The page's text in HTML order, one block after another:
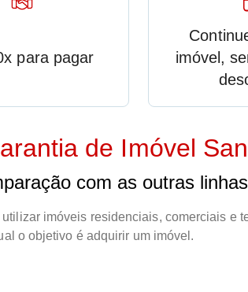
para pagar
imóvel,
de Imóvel
com as outras
imóveis residenciais, comerciais e
o objetivo é adquirir um imóvel.